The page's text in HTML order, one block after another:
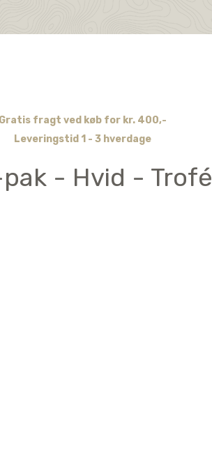
Gratis fragt ved køb for kr. 400,-
Leveringstid 1 - 3 hverdage
- Hvid - Trofé